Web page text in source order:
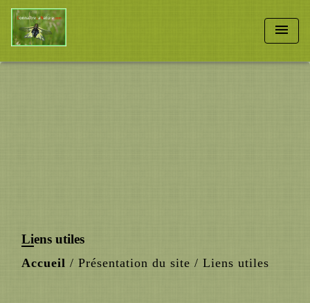
menu
Liens utiles
Accueil / Présentation du site / Liens utiles